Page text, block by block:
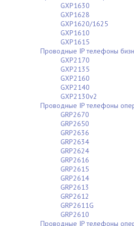
GXP1630
GXP1628
GXP1620/1625
GXP1610
GXP1615
Проводные IP телефоны
GXP2170
GXP2135
GXP2160
GXP2140
GXP2130v2
Проводные IP телефоны
GRP2670
GRP2650
GRP2636
GRP2634
GRP2624
GRP2616
GRP2615
GRP2614
GRP2613
GRP2612
GRP2611G
GRP2610
Проводные IP телефоны